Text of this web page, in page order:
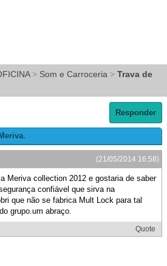
> Som e Carroceria > Trava de
Responder
(21/05/2014 16:58)
Meriva collection 2012 e gostaria de saber
confiável que sirva na
que não se fabrica Mult Lock para tal
grupo.um abraço.
Quote